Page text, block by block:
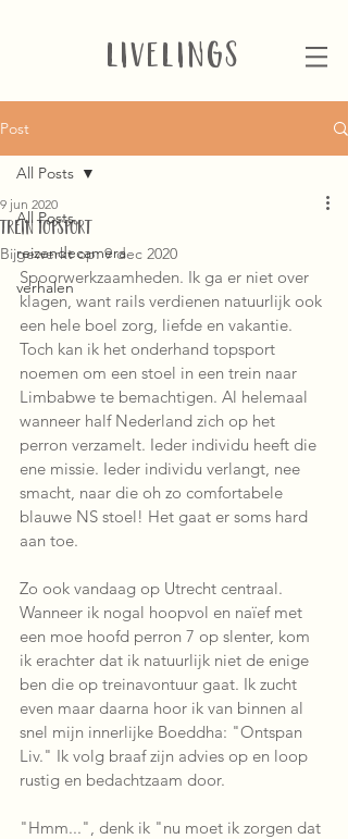
LIVELINGS
Post
All Posts
reizendecamera
verhalen
All Posts
TREIN TOPSPORT
9 jun 2020
Bijgewerkt op:9 dec 2020
Spoorwerkzaamheden. Ik ga er niet over
klagen, want rails verdienen natuurlijk ook
een hele boel zorg, liefde en vakantie.
Toch kan ik het onderhand topsport
noemen om een stoel in een trein naar
Limbabwe te bemachtigen. Al helemaal
wanneer half Nederland zich op het
perron verzamelt. Ieder individu heeft die
ene missie. Ieder individu verlangt, nee
smacht, naar die oh zo comfortabele
blauwe NS stoel! Het gaat er soms hard
aan toe.
Zo ook vandaag op Utrecht centraal.
Wanneer ik nogal hoopvol en naïef met
een moe hoofd perron 7 op slenter, kom
ik erachter dat ik natuurlijk niet de enige
ben die op treinavontuur gaat. Ik zucht
even maar daarna hoor ik van binnen al
snel mijn innerlijke Boeddha: "Ontspan
Liv." Ik volg braaf zijn advies op en loop
rustig en bedachtzaam door.
"Hmm...", denk ik "nu moet ik zorgen dat